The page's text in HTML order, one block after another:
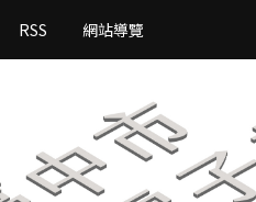
RSS 網站導覽